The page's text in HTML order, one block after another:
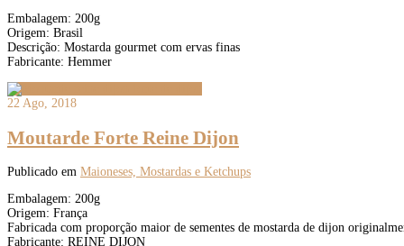
Embalagem: 200g
Origem: Brasil
Descrição: Mostarda gourmet com ervas finas
Fabricante: Hemmer
22 Ago, 2018
Moutarde Forte Reine Dijon
Publicado em Maioneses, Mostardas e Ketchups
Embalagem: 200g
Origem: França
Fabricada com proporção maior de sementes de mostarda de dijon
Fabricante: REINE DIJON